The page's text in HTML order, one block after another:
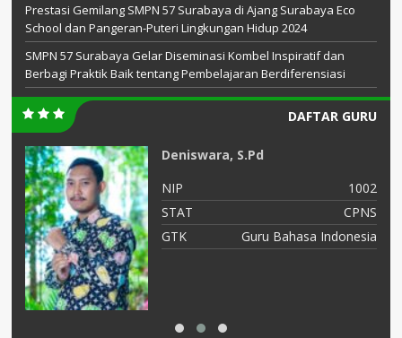
Prestasi Gemilang SMPN 57 Surabaya di Ajang Surabaya Eco
School dan Pangeran-Puteri Lingkungan Hidup 2024
SMPN 57 Surabaya Gelar Diseminasi Kombel Inspiratif dan
Berbagi Praktik Baik tentang Pembelajaran Berdiferensiasi
DAFTAR GURU
Deniswara, S.Pd
NIP
1002
STAT
CPNS
GTK
Guru Bahasa Indonesia